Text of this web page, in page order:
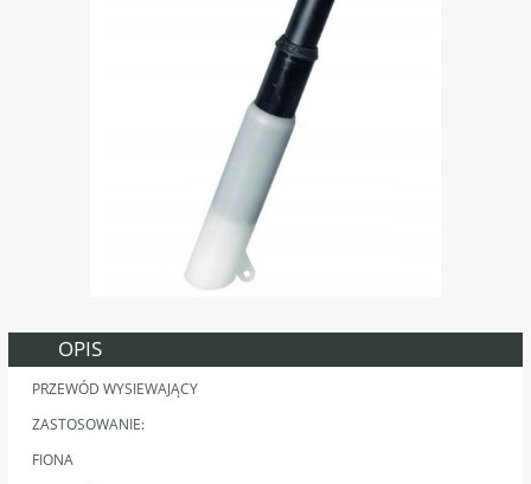
OPIS
PRZEWÓD WYSIEWAJĄCY
ZASTOSOWANIE:
FIONA